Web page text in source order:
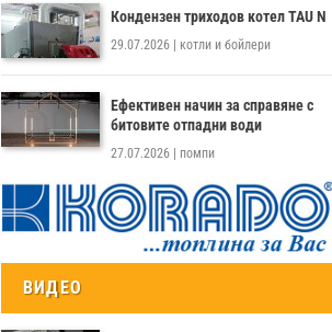
Кондензен триходов котел TAU N
29.07.2026 котли и бойлери
Ефективен начин за справяне с
битовите отпадни води
27.07.2026 помпи
ВИДЕО